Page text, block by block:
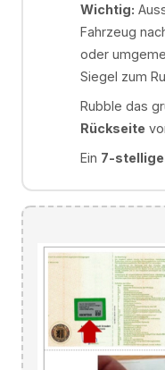
Wichtig:
Fahrzeug
oder
Siegel zum
Rubble das
Rückseite
Ein 7-